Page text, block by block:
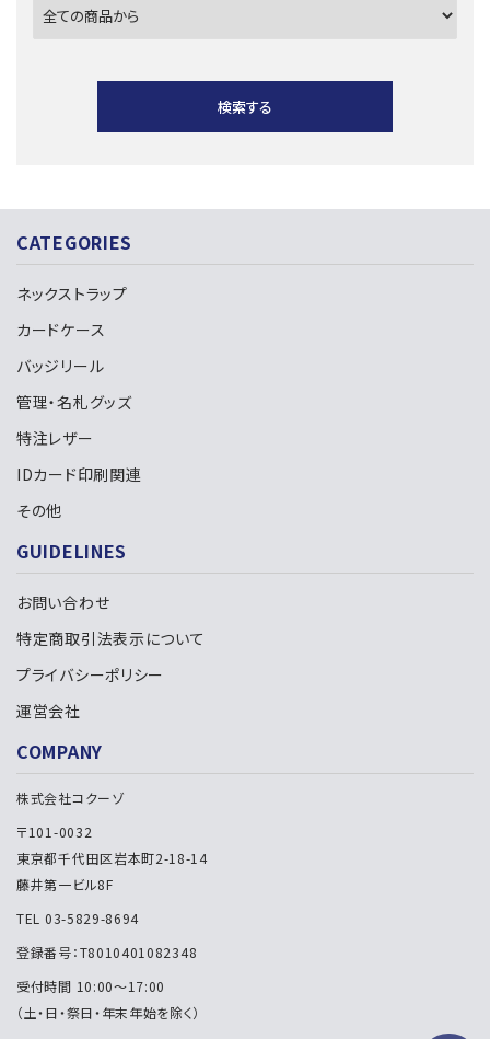
検索する
キーワード
カテゴリー
CATEGORIES
ネックストラップ
カードケース
バッジリール
管理・名札グッズ
特注レザー
IDカード印刷関連
その他
GUIDELINES
お問い合わせ
特定商取引法表示について
プライバシーポリシー
運営会社
COMPANY
株式会社コクーゾ
〒101-0032
東京都千代田区岩本町2-18-14
藤井第一ビル8F
TEL 03-5829-8694
登録番号：T8010401082348
受付時間 10:00～17:00
（土・日・祭日・年末年始を除く）